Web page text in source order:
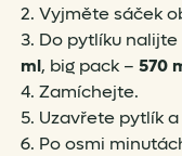
2. Vyjměte sáček
3. Do pytlíku
ml, big pack – 570
4. Zamíchejte.
5. Uzavřete pytlík
6. Po osmi